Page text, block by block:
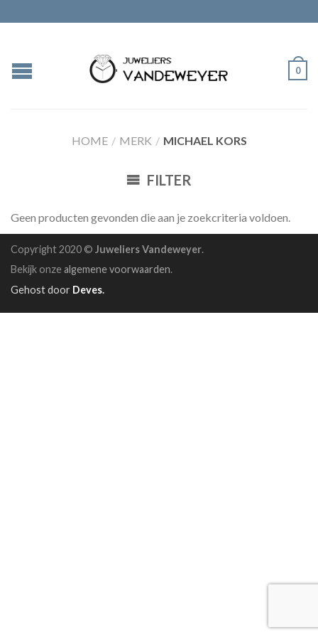
0
HOME / MERK / MICHAEL KORS
FILTER
Geen producten gevonden die aan je zoekcriteria voldoen.
Copyright 2020 © Juweliers Vandeweyer.
Bekijk onzealgemene voorwaarden.
Gehost door Deves.